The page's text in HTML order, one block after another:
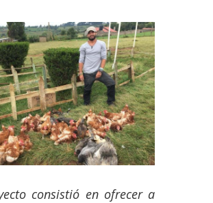
consistió en ofrecer a